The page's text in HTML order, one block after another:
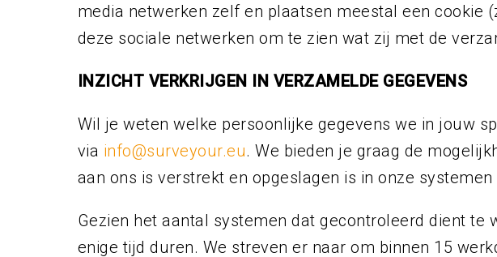
media netwerken zelf en plaatsen meestal een cookie
deze sociale netwerken om te zien wat zij met de
INZICHT VERKRIJGEN IN VERZAMELDE GEGEVENS
Wil je weten welke persoonlijke gegevens we in jouw
via info@surveyour.eu. We bieden je graag de
aan ons is verstrekt en opgeslagen is in onze
Gezien het aantal systemen dat gecontroleerd dient
enige tijd duren. We streven er naar om binnen 15